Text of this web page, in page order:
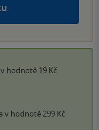
v hodnotě 19 Kč
v hodnotě 299 Kč